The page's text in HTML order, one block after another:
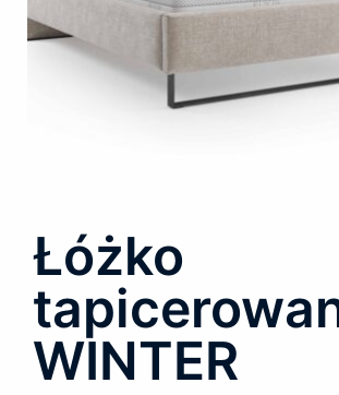
Łóżko
WINTER